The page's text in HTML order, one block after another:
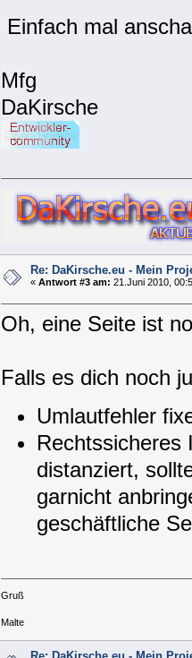
Einfach mal
Mfg
DaKirsche
Re: DaKirsche.eu - Mein
« Antwort #3 am: 21.Juni 2010,
Oh, eine Seite ist
Falls es dich noch
Umlautfehler
Rechtssicheres
distanziert,
garnicht
geschäftliche
Gruß
Malte